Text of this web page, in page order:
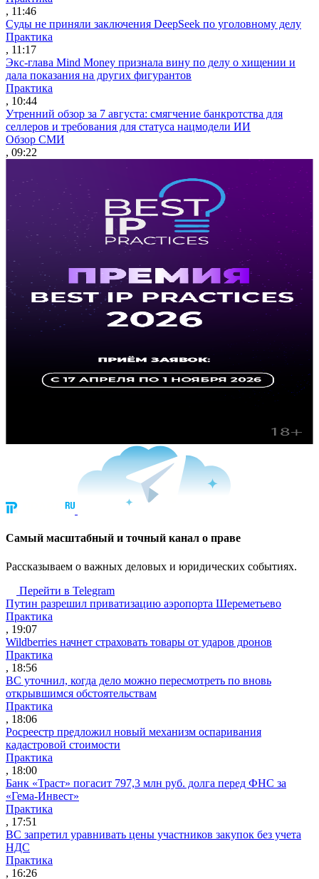
, 11:46
Суды не приняли заключения DeepSeek по уголовному делу
Практика
, 11:17
Экс-глава Mind Money признала вину по делу о хищении и
дала показания на других фигурантов
Практика
, 10:44
Утренний обзор за 7 августа: смягчение банкротства для
селлеров и требования для статуса нацмодели ИИ
Обзор СМИ
, 09:22
Cамый масштабный и точный канал о праве
Рассказываем о важных деловых и юридических событиях.
Перейти в Telegram
Путин разрешил приватизацию аэропорта Шереметьево
Практика
, 19:07
Wildberries начнет страховать товары от ударов дронов
Практика
, 18:56
ВС уточнил, когда дело можно пересмотреть по вновь
открывшимся обстоятельствам
Практика
, 18:06
Росреестр предложил новый механизм оспаривания
кадастровой стоимости
Практика
, 18:00
Банк «Траст» погасит 797,3 млн руб. долга перед ФНС за
«Гема-Инвест»
Практика
, 17:51
ВС запретил уравнивать цены участников закупок без учета
НДС
Практика
, 16:26